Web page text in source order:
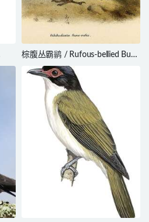
棕腹丛霸鹟 / Rufous-bellied Bush
Tyrant / Myiotheretes fuscorufus